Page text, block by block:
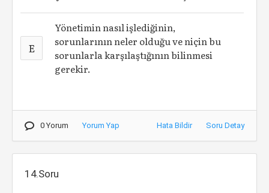
E
Yönetimin nasıl işlediğinin,
sorunlarının neler olduğu ve niçin bu
sorunlarla karşılaştığının bilinmesi
gerekir.
0 Yorum Yorum Yap Hata Bildir Soru Detay
14.Soru